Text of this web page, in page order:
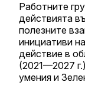
Работните
действията
полезните
инициативи
действие в
(2021—2027
умения и